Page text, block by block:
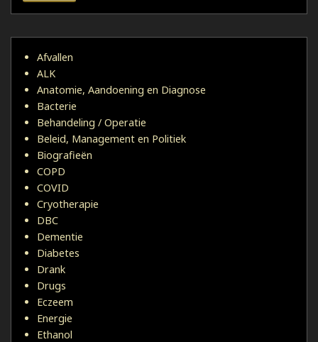
Afvallen
ALK
Anatomie, Aandoening en Diagnose
Bacterie
Behandeling / Operatie
Beleid, Management en Politiek
Biografieën
COPD
COVID
Cryotherapie
DBC
Dementie
Diabetes
Drank
Drugs
Eczeem
Energie
Ethanol